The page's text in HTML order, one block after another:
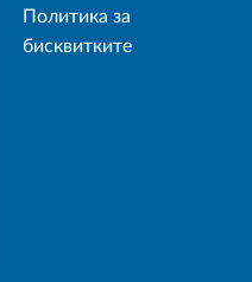
Политика за
бисквитките